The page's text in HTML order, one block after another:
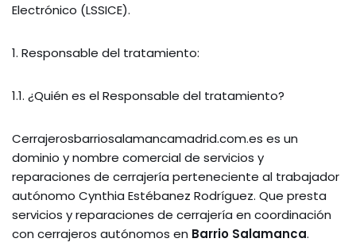
Electrónico (LSSICE).
1. Responsable del tratamiento:
1.1. ¿Quién es el Responsable del tratamiento?
Cerrajerosbarriosalamancamadrid.com.es es un
dominio y nombre comercial de servicios y
reparaciones de cerrajería perteneciente al trabajador
autónomo Cynthia Estébanez Rodríguez. Que presta
servicios y reparaciones de cerrajería en coordinación
con cerrajeros autónomos en Barrio Salamanca.